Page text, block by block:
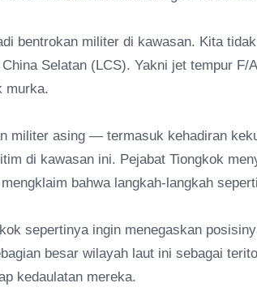
bentrokan militer di kawasan. Kita
Selatan (LCS). Yakni jet tempur F/
murka.
militer asing — termasuk kehadiran
di kawasan ini. Pejabat Tiongkok
bahwa langkah-langkah
sepertinya ingin menegaskan
besar wilayah laut ini sebagai
kedaulatan mereka.